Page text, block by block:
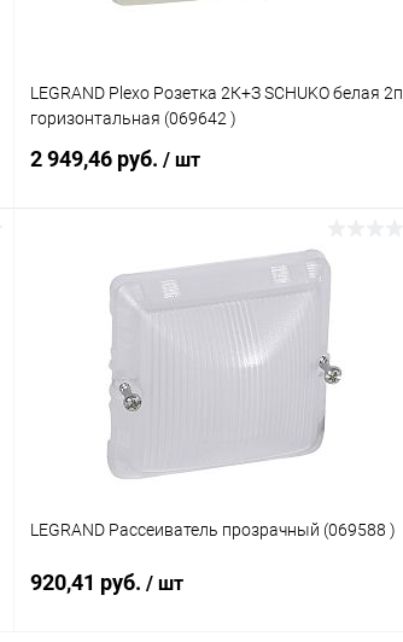
LEGRAND Plexo Розетка 2К+З SCHUKO белая 2п
горизонтальная (069642 )
2 949,46 руб. / шт
В корзину
Купить в 1 клик К сравнению
В избранное В наличии
LEGRAND Рассеиватель прозрачный (069588 )
920,41 руб. / шт